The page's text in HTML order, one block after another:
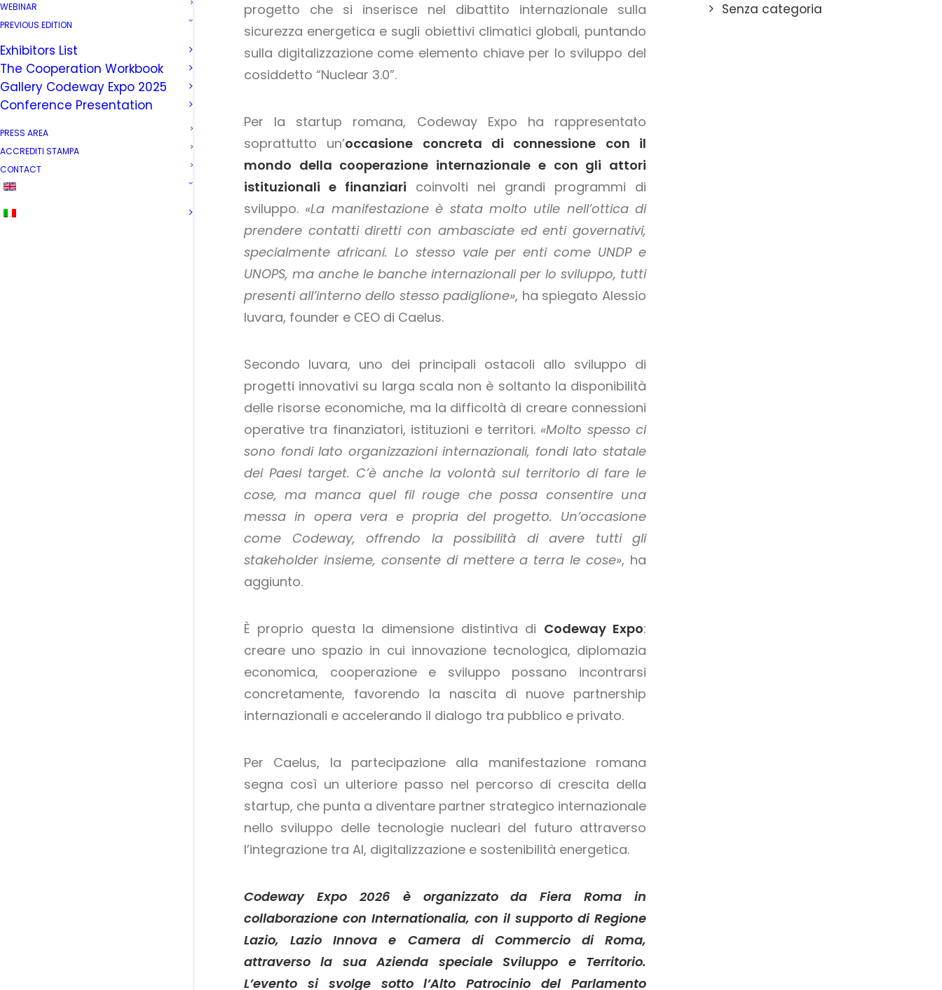
WEBINAR
PREVIOUS EDITION
Exhibitors List
The Cooperation Workbook
Gallery Codeway Expo 2025
Conference Presentation
PRESS AREA
ACCREDITI STAMPA
CONTACT
progetto che si inserisce nel dibattito internazionale sulla
sicurezza energetica e sugli obiettivi climatici globali, puntando
sulla digitalizzazione come elemento chiave per lo sviluppo del
cosiddetto “Nuclear 3.0”.
Per la startup romana, Codeway Expo ha rappresentato
soprattutto un’occasione concreta di connessione con il
mondo della cooperazione internazionale e con gli attori
istituzionali e finanziari coinvolti nei grandi programmi di
sviluppo. «La manifestazione è stata molto utile nell’ottica di
prendere contatti diretti con ambasciate ed enti governativi,
specialmente africani. Lo stesso vale per enti come UNDP e
UNOPS, ma anche le banche internazionali per lo sviluppo, tutti
presenti all’interno dello stesso padiglione», ha spiegato Alessio
Iuvara, founder e CEO di Caelus.
Secondo Iuvara, uno dei principali ostacoli allo sviluppo di
progetti innovativi su larga scala non è soltanto la disponibilità
delle risorse economiche, ma la difficoltà di creare connessioni
operative tra finanziatori, istituzioni e territori. «Molto spesso ci
sono fondi lato organizzazioni internazionali, fondi lato statale
dei Paesi target. C’è anche la volontà sul territorio di fare le
cose, ma manca quel fil rouge che possa consentire una
messa in opera vera e propria del progetto. Un’occasione
come Codeway, offrendo la possibilità di avere tutti gli
stakeholder insieme, consente di mettere a terra le cose», ha
aggiunto.
È proprio questa la dimensione distintiva di Codeway Expo:
creare uno spazio in cui innovazione tecnologica, diplomazia
economica, cooperazione e sviluppo possano incontrarsi
concretamente, favorendo la nascita di nuove partnership
internazionali e accelerando il dialogo tra pubblico e privato.
Per Caelus, la partecipazione alla manifestazione romana
segna così un ulteriore passo nel percorso di crescita della
startup, che punta a diventare partner strategico internazionale
nello sviluppo delle tecnologie nucleari del futuro attraverso
l’integrazione tra AI, digitalizzazione e sostenibilità energetica.
Codeway Expo 2026 è organizzato da Fiera Roma in
collaborazione con Internationalia, con il supporto di Regione
Lazio, Lazio Innova e Camera di Commercio di Roma,
attraverso la sua Azienda speciale Sviluppo e Territorio.
L’evento si svolge sotto l’Alto Patrocinio del Parlamento
Senza categoria